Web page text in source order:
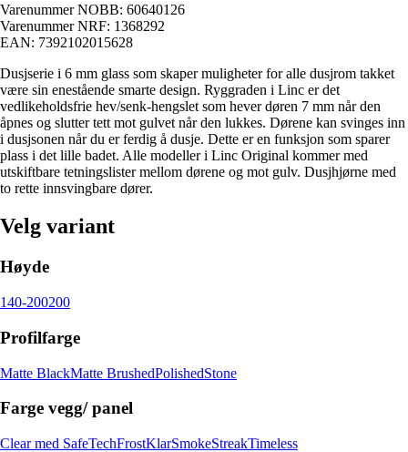
Varenummer NOBB: 60640126
Varenummer NRF: 1368292
EAN: 7392102015628
Dusjserie i 6 mm glass som skaper muligheter for alle dusjrom takket
være sin enestående smarte design. Ryggraden i Linc er det
vedlikeholdsfrie hev/senk-hengslet som hever døren 7 mm når den
åpnes og slutter tett mot gulvet når den lukkes. Dørene kan svinges inn
i dusjsonen når du er ferdig å dusje. Dette er en funksjon som sparer
plass i det lille badet. Alle modeller i Linc Original kommer med
utskiftbare tetningslister mellom dørene og mot gulv. Dusjhjørne med
to rette innsvingbare dører.
Velg variant
Høyde
140-200200
Profilfarge
Matte BlackMatte BrushedPolishedStone
Farge vegg/ panel
Clear med SafeTechFrostKlarSmokeStreakTimeless